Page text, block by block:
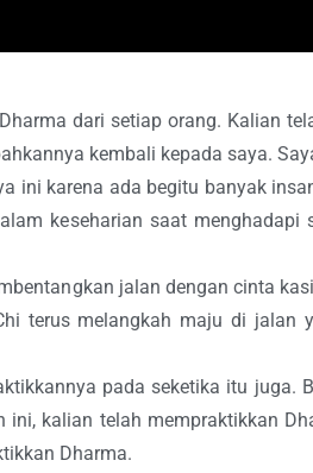
dari setiap orang. Kalian
kembali kepada saya.
ini karena ada begitu banyak
keseharian saat menghadapi
jalan dengan cinta
terus melangkah maju di jalan
pada seketika itu juga.
kalian telah mempraktikkan
Dharma.